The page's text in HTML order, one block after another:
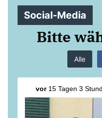
CDU
CDU Fraktion im
CDU
Social-Media
Bitte
Alle
vor15 Tagen 3